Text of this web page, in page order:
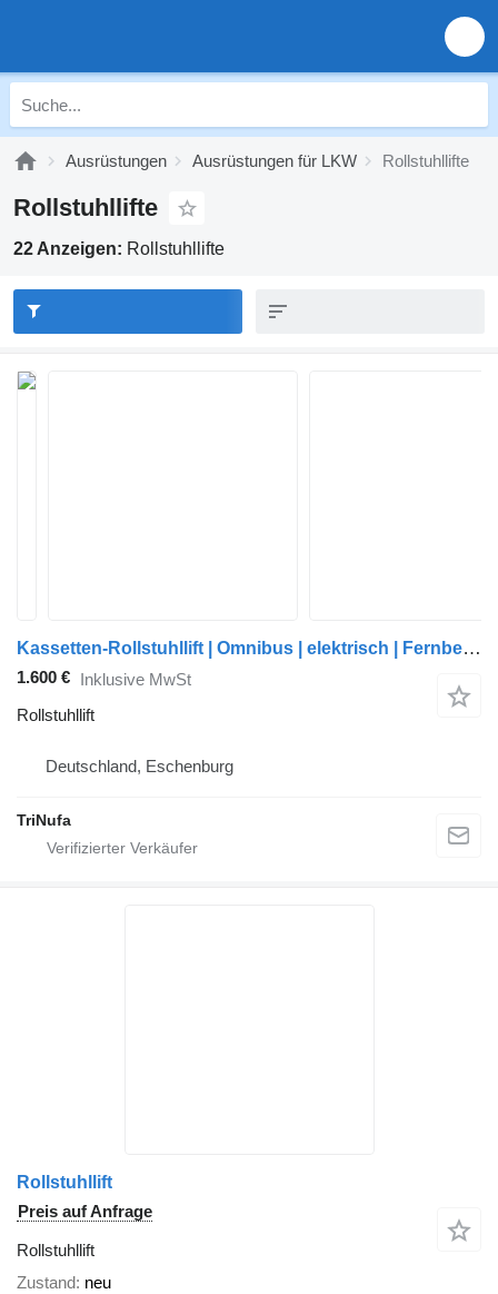
Ausrüstungen Ausrüstungen für LKW Rollstuhllifte
Rollstuhllifte
22 Anzeigen: Rollstuhllifte
Kassetten-Rollstuhllift | Omnibus | elektrisch | Fernbedienung |
1.600 € Inklusive MwSt
Rollstuhllift
Deutschland, Eschenburg
TriNufa
Rollstuhllift
Preis auf Anfrage
Rollstuhllift
Zustand neu